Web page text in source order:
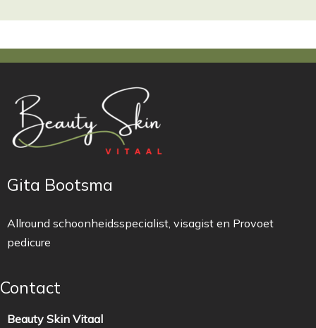
Gita Bootsma
Allround schoonheidsspecialist, visagist en Provoet
pedicure
Contact
Beauty Skin Vitaal